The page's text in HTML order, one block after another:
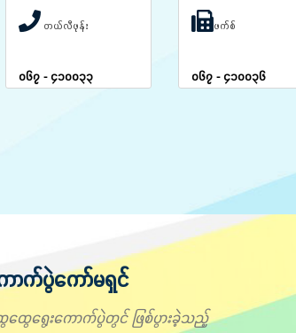
တယ်လီဖုန်း
၀၆၇ - ၄၁၀၀၃၃
ဖက်စ်
၀၆၇ - ၄၁၀၀၃၆
ာက်ပွဲကော်မရှင်
ထွေရွေးကောက်ပွဲတွင် ဖြစ်ပွားခဲ့သည့်